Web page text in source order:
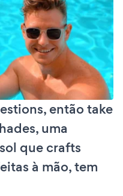
então take
uma
que crafts
à mão, tem